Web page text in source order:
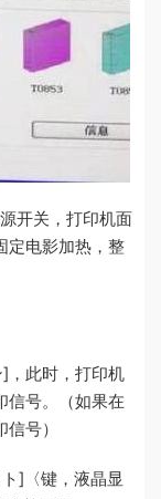
开关，打印机面
定电影加热，整
，此时，打印机
信号。（如果在
号）
]〈键，液晶显